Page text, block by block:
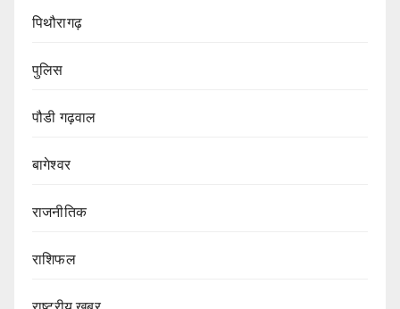
पिथौरागढ़
पुलिस
पौडी गढ़वाल
बागेश्वर
राजनीतिक
राशिफल